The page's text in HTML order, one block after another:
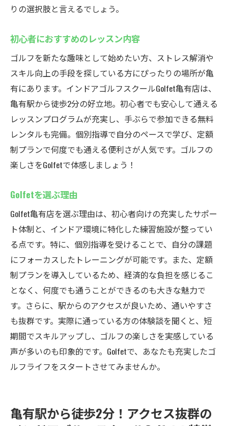
りの選択肢と言えるでしょう。
初心者におすすめのレッスン内容
ゴルフを新たな趣味として始めたい方、ストレス解消や
スキル向上の手段を探している方にぴったりの場所が亀
有にあります。インドアゴルフスクールGolfet亀有店は、
亀有駅から徒歩2分の好立地。初心者でも安心して通える
レッスンプログラムが充実し、手ぶらで参加できる無料
レンタルも完備。個別指導で自分のペースで学び、定額
制プランで何度でも通える便利さが人気です。ゴルフの
楽しさをGolfetで体感しましょう！
Golfetを選ぶ理由
Golfet亀有店を選ぶ理由は、初心者向けの充実したサポー
ト体制と、インドア環境に特化した練習施設が整ってい
る点です。特に、個別指導を受けることで、自分の課題
にフォーカスしたトレーニングが可能です。また、定額
制プランを導入しているため、経済的な負担を感じるこ
となく、何度でも通うことができるのも大きな魅力で
す。さらに、駅からのアクセスが良いため、通いやすさ
も抜群です。実際に通っている方の体験談を聞くと、短
期間でスキルアップし、ゴルフの楽しさを実感している
声が多いのも印象的です。Golfetで、あなたも充実したゴ
ルフライフをスタートさせてみませんか。
亀有駅から徒歩2分！アクセス抜群の